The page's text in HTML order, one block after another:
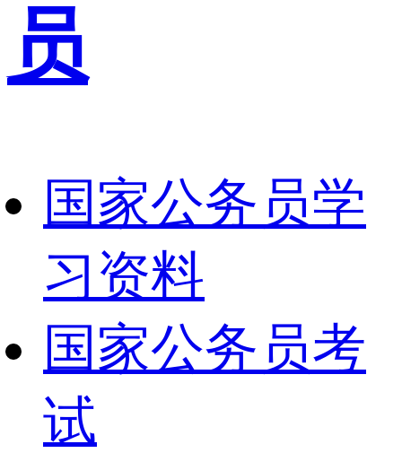
员
国家公务员学
习资料
国家公务员考
试